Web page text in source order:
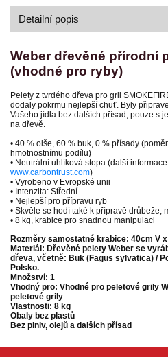
Detailní popis
Weber dřevěné přírodní
(vhodné pro ryby)
Pelety z tvrdého dřeva pro gril
dodaly pokrmu nejlepší chuť. Byly
Vašeho jídla bez dalších přísad, pouze s
na dřevě.
• 40 % olše, 60 % buk, 0 % přísady
hmotnostnímu podílu)
• Neutrální uhlíková stopa (další
www.carbontrust.com)
• Vyrobeno v Evropské unii
• Intenzita: Střední
• Nejlepší pro přípravu ryb
• Skvěle se hodí také k přípravě drůbeže,
• 8 kg, krabice pro snadnou manipulaci
Rozměry samostatné krabice: 40cm V
Materiál: Dřevěné pelety Weber se
dřeva, včetně: Buk (Fagus sylvatica) /
Polsko.
Množství: 1
Vhodný pro: Vhodné pro peletové grily
peletové grily
Vlastnosti: 8 kg
Obaly bez plastů
Bez plniv, olejů a dalších přísad